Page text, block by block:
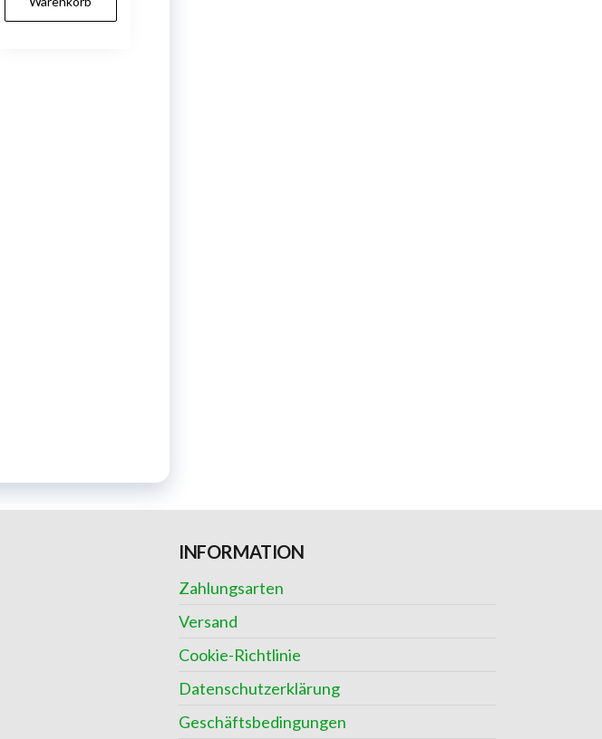
INFORMATION
Zahlungsarten
Versand
Cookie-Richtlinie
Datenschutzerklärung
Geschäftsbedingungen